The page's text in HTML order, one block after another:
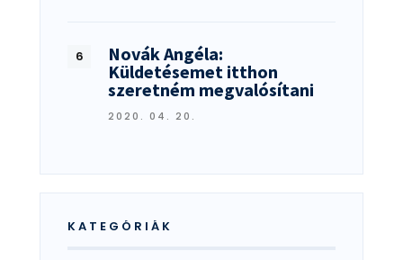
Novák Angéla:
Küldetésemet itthon
szeretném megvalósítani
2020. 04. 20.
KATEGÓRIÁK